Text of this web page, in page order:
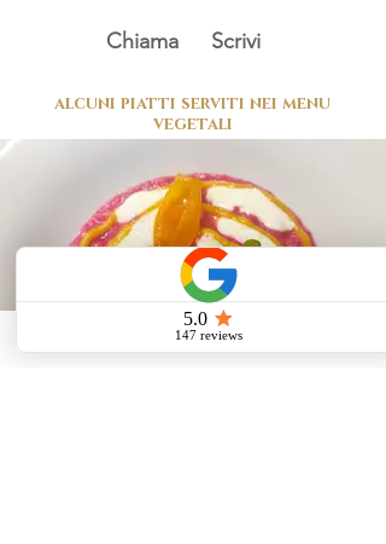
Chiama Scrivi
alcuni piatti serviti nei menu
vegetali